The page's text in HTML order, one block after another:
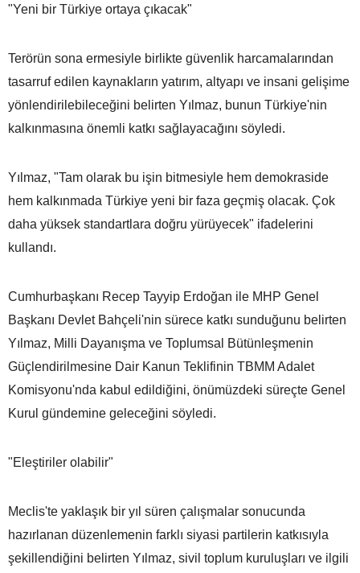
"Yeni bir Türkiye ortaya çıkacak"
Terörün sona ermesiyle birlikte güvenlik harcamalarından
tasarruf edilen kaynakların yatırım, altyapı ve insani gelişime
yönlendirilebileceğini belirten Yılmaz, bunun Türkiye'nin
kalkınmasına önemli katkı sağlayacağını söyledi.
Yılmaz, "Tam olarak bu işin bitmesiyle hem demokraside
hem kalkınmada Türkiye yeni bir faza geçmiş olacak. Çok
daha yüksek standartlara doğru yürüyecek" ifadelerini
kullandı.
Cumhurbaşkanı Recep Tayyip Erdoğan ile MHP Genel
Başkanı Devlet Bahçeli'nin sürece katkı sunduğunu belirten
Yılmaz, Milli Dayanışma ve Toplumsal Bütünleşmenin
Güçlendirilmesine Dair Kanun Teklifinin TBMM Adalet
Komisyonu'nda kabul edildiğini, önümüzdeki süreçte Genel
Kurul gündemine geleceğini söyledi.
"Eleştiriler olabilir"
Meclis'te yaklaşık bir yıl süren çalışmalar sonucunda
hazırlanan düzenlemenin farklı siyasi partilerin katkısıyla
şekillendiğini belirten Yılmaz, sivil toplum kuruluşları ve ilgili